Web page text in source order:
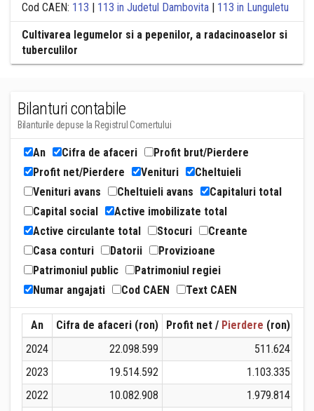
Cod CAEN: 113 | 113 in Judetul Dambovita | 113 in Lunguletu
Cultivarea legumelor si a pepenilor, a radacinoaselor si
tuberculilor
Bilanturi contabile
Bilanturile depuse la Registrul Comertului
An Cifra de afaceri
Profit brut/Pierdere
Profit net/Pierdere
Venituri
Cheltuieli
Venituri avans
Cheltuieli avans
Capitaluri total
Capital social
Active imobilizate total
Active circulante total
Stocuri
Creante
Casa conturi
Datorii
Provizioane
Patrimoniul public
Patrimoniul regiei
Numar angajati
Cod CAEN Text CAEN
An Cifra de afaceri (ron) Profit net / Pierdere (ron)
2024
22.098.599 511.624
2023
19.514.592 1.103.335
2022
10.082.908 1.979.814